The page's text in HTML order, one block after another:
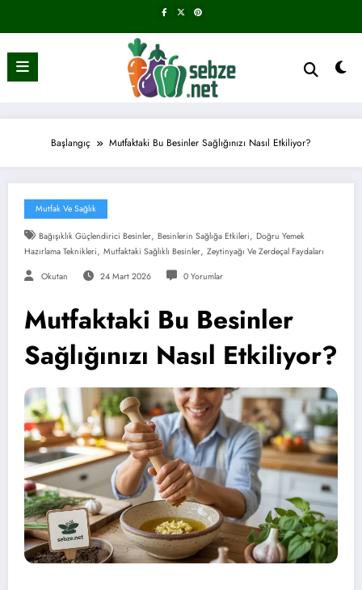
Başlangıç Mutfaktaki Bu Besinler Sağlığınızı Nasıl Etkiliyor?
Mutfak Ve Sağlık
Bağışıklık Güçlendirici Besinler, Besinlerin Sağlığa Etkileri, Doğru Yemek
Hazırlama Teknikleri, Mutfaktaki Sağlıklı Besinler, Zeytinyağı Ve Zerdeçal Faydaları
Okutan 24 Mart 2026 0 Yorumlar
Mutfaktaki Bu Besinler
Sağlığınızı Nasıl Etkiliyor?